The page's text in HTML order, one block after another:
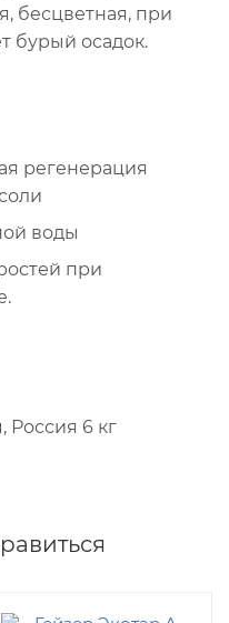
бесцветная, при
бурый осадок.
регенерация
воды
при
Россия 6 кг